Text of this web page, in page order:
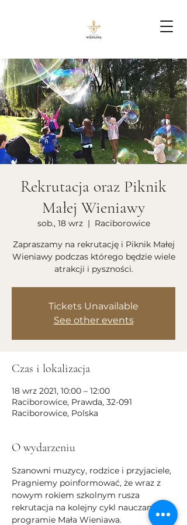
Rekrutacja oraz Piknik
Małej Wieniawy
sob., 18 wrz
  |
Raciborowice
Zapraszamy na rekrutację i Piknik Małej
Wieniawy podczas którego będzie wiele
atrakcji i pyszności.
Tickets Unavailable
See other events
Czas i lokalizacja
18 wrz 2021, 10:00 – 12:00
Raciborowice, Prawda, 32-091
Raciborowice, Polska
O wydarzeniu
Szanowni muzycy, rodzice i przyjaciele,
Pragniemy poinformować, że wraz z
nowym rokiem szkolnym rusza
rekrutacja na kolejny cykl nauczania w
programie Mała Wieniawa.